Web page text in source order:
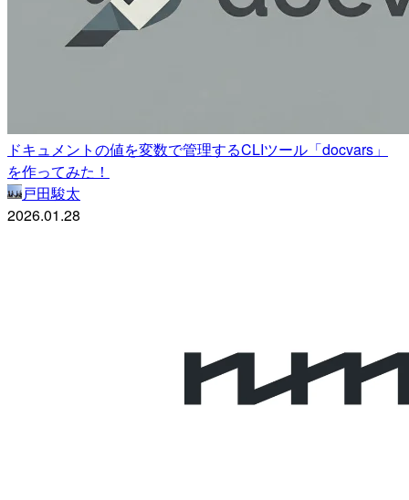
ドキュメントの値を変数で管理するCLIツール「docvars」
を作ってみた！
戸田駿太
2026.01.28